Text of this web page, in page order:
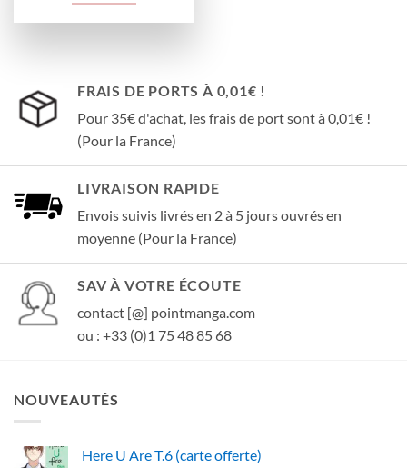
FRAIS DE PORTS À 0,01€ !
Pour 35€ d'achat, les frais de port sont à 0,01€ !
(Pour la France)
LIVRAISON RAPIDE
Envois suivis livrés en 2 à 5 jours ouvrés en
moyenne (Pour la France)
SAV À VOTRE ÉCOUTE
contact [@] pointmanga.com
ou : +33 (0)1 75 48 85 68
NOUVEAUTÉS
Here U Are T.6 (carte offerte)